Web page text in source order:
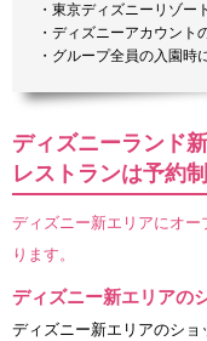
・東京ディズニーリゾー
・ディズニーアカウント
・グループ全員の入園時
ディズニーランド
レストランは予約制
ディズニー新エリアにオ
ります。
ディズニー新エリアの
ディズニー新エリアのショ